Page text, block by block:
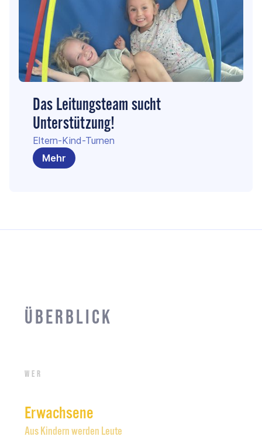
Das Leitungsteam sucht
Unterstützung!
Eltern-Kind-Turnen
Mehr
Überblick
Wer
Erwachsene
Aus Kindern werden Leute